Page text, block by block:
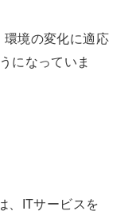
境の変化に適応
になっていま
、ITサービスを